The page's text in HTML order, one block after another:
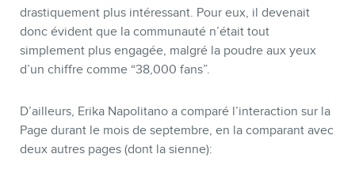
drastiquement plus intéressant. Pour eux, il devenait
donc évident que la communauté n’était tout
simplement plus engagée, malgré la poudre aux yeux
d’un chiffre comme “38,000 fans”.
D’ailleurs, Erika Napolitano a comparé l’interaction sur la
Page durant le mois de septembre, en la comparant avec
deux autres pages (dont la sienne):